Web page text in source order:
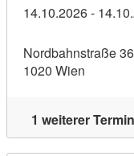
14.10.2026 -
Nordbahnstraße 36
1020 Wien
1 weiterer Termin